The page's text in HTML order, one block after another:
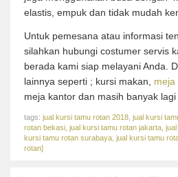
elastis, empuk dan tidak mudah
Untuk pemesana atau informasi
silahkan hubungi costumer servis
berada kami siap melayani Anda.
lainnya seperti ; kursi makan, meja
meja kantor dan masih banyak lagi
tags: jual kursi tamu rotan 2018 jual kursi
rotan bekasi jual kursi tamu rotan jakarta
kursi tamu rotan surabaya jual kursi tamu
rotan]